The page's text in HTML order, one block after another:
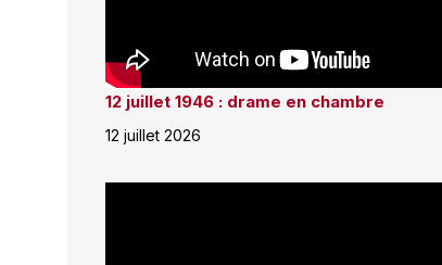
12 juillet 1946 : drame en chambre
12 juillet 2026